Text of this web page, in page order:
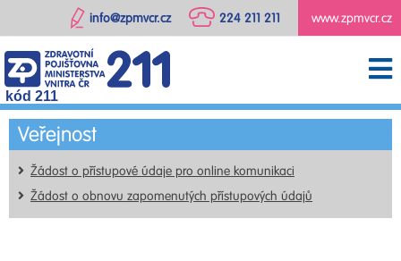
www.zpmvcr.cz
224 211 211
info@zpmvcr.cz
kód 211
Veřejnost
Žádost o přístupové údaje pro online komunikaci
Žádost o obnovu zapomenutých přístupových údajů